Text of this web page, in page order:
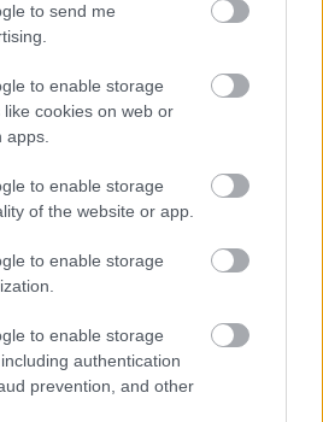
to send me
to enable storage
cookies on web or
to enable storage
of the website or app.
to enable storage
to enable storage
authentication
prevention, and other
járja körül, megfelelő
értekezés, nem
egységes színvilága
összhatásával kiemeli a
lényegét (borítóterv és